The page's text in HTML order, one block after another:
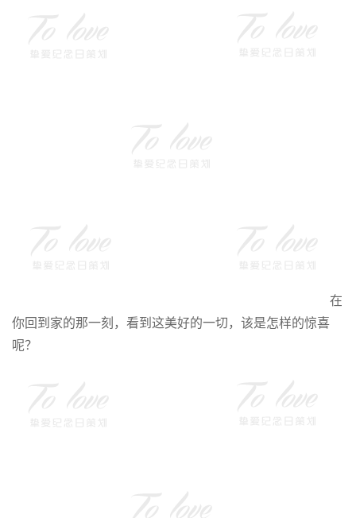
在
你回到家的那一刻，看到这美好的一切，该是怎样的惊喜
呢？